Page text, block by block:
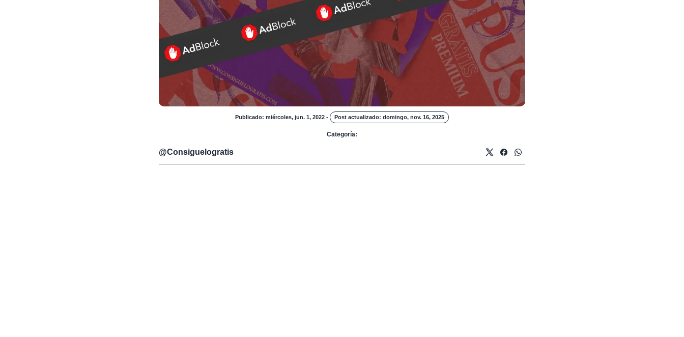
Publicado: miércoles, jun. 1, 2022 - Post actualizado: domingo, nov. 16, 2025
Categoría:
@Consiguelogratis